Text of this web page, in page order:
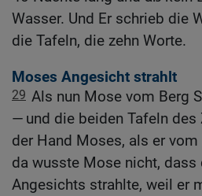
Wasser. Und Er schrieb die
die Tafeln, die zehn Worte.
Moses Angesicht strahlt
29 Als nun Mose vom Berg
— und die beiden Tafeln des
der Hand Moses, als er
da wusste Mose nicht, dass
Angesichts strahlte, weil er